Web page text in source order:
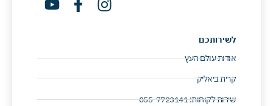
לשירותכם
אודות עולם העץ
קרית ביאליק
שירות לקוחות: 055-7723141 ​